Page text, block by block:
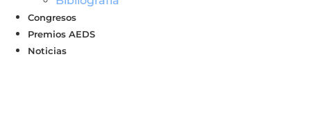
Congresos
Premios AEDS
Noticias